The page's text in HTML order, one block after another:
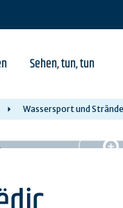
Sehen, tun, tun
Wassersport und Strände